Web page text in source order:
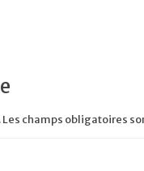
Les champs obligatoires